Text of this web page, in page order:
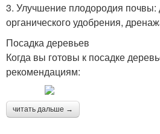
3. Улучшение плодородия почвы:
органического удобрения,
Посадка деревьев
Когда вы готовы к посадке
рекомендациям:
читать дальше →